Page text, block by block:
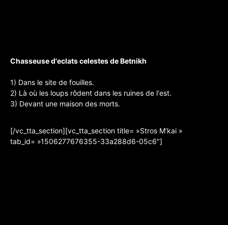
Chasseuse d'eclats celestes de Betnikh
1) Dans le site de fouilles.
2) Là où les loups rôdent dans les ruines de l'est.
3) Devant une maison des morts.
[/vc_tta_section][vc_tta_section title= »Stros M’kai »
tab_id= »1506277676355-33a288d6-05c6″]